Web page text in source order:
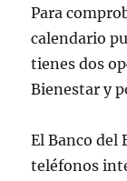
Para
calendario
tienes dos
Bienestar y
El Banco del
teléfonos